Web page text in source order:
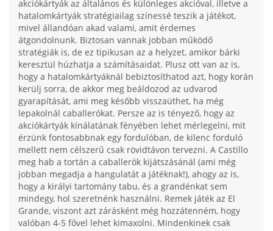
akciókártyák az általános és különleges akcióval, illetve a
hatalomkártyák stratégiailag színessé teszik a játékot,
mivel állandóan akad valami, amit érdemes
átgondolnunk. Biztosan vannak jobban működő
stratégiák is, de ez tipikusan az a helyzet, amikor bárki
keresztül húzhatja a számításaidat. Plusz ott van az is,
hogy a hatalomkártyáknál bebiztosíthatod azt, hogy korán
kerülj sorra, de akkor meg beáldozod az udvarod
gyarapítását, ami meg később visszaüthet, ha még
lepakolnál caballerókat. Persze az is tényező, hogy az
akciókártyák kínálatának fényében lehet mérlegelni, mit
érzünk fontosabbnak egy fordulóban, de kilenc forduló
mellett nem célszerű csak rövidtávon tervezni. A Castillo
meg hab a tortán a caballerók kijátszásánál (ami még
jobban megadja a hangulatát a játéknak!), ahogy az is,
hogy a királyi tartomány tabu, és a grandénkat sem
mindegy, hol szeretnénk használni. Remek játék az El
Grande, viszont azt zárásként még hozzátenném, hogy
valóban 4-5 fővel lehet kimaxolni. Mindenkinek csak